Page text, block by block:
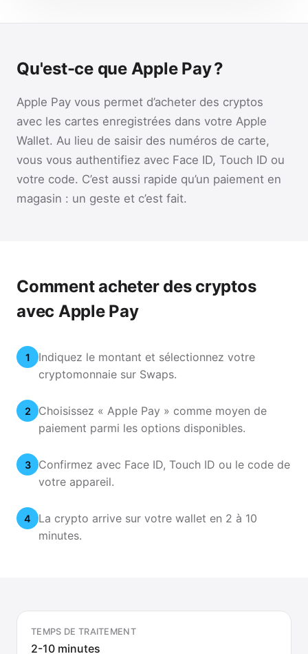
Qu'est-ce que Apple Pay ?
Apple Pay vous permet d’acheter des cryptos
avec les cartes enregistrées dans votre Apple
Wallet. Au lieu de saisir des numéros de carte,
vous vous authentifiez avec Face ID, Touch ID ou
votre code. C’est aussi rapide qu’un paiement en
magasin : un geste et c’est fait.
Comment acheter des cryptos
avec Apple Pay
1
Indiquez le montant et sélectionnez votre
cryptomonnaie sur Swaps.
2
Choisissez « Apple Pay » comme moyen de
paiement parmi les options disponibles.
3
Confirmez avec Face ID, Touch ID ou le code de
votre appareil.
4
La crypto arrive sur votre wallet en 2 à 10
minutes.
TEMPS DE TRAITEMENT
2-10 minutes